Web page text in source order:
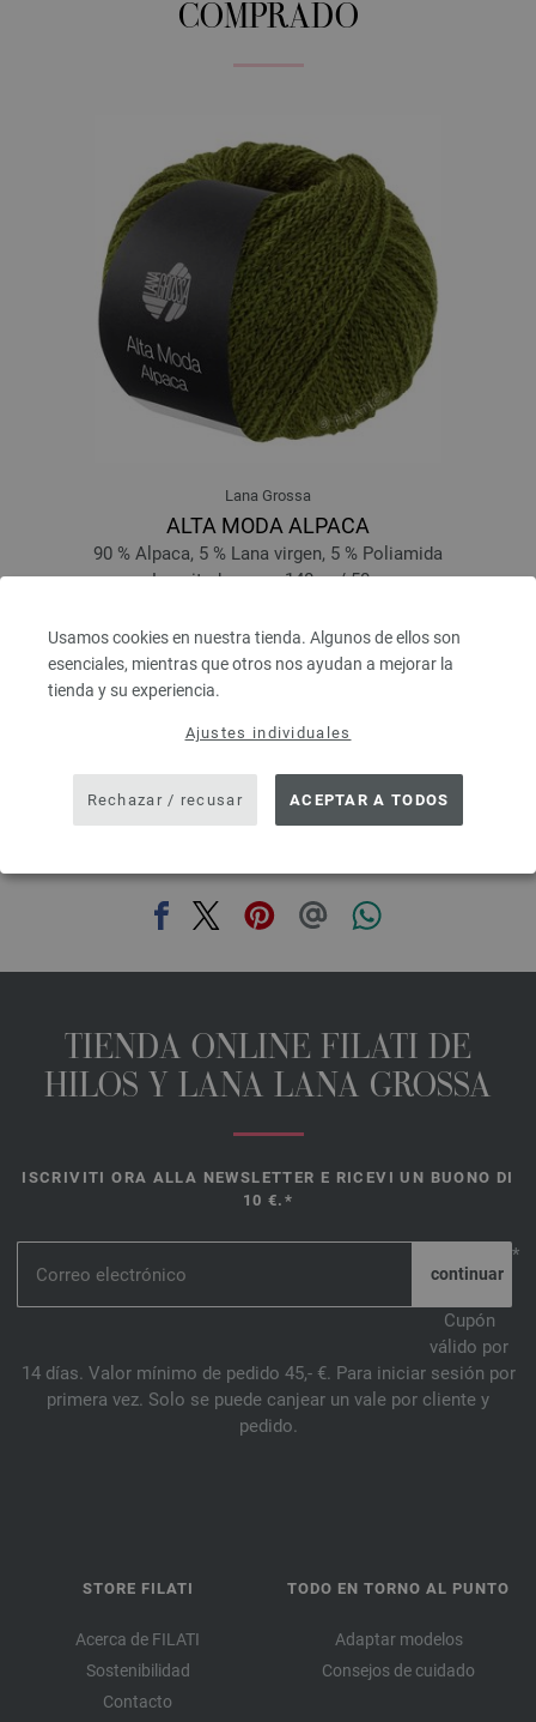
Usamos cookies en nuestra tienda. Algunos de ellos son
esenciales, mientras que otros nos ayudan a mejorar la
tienda y su experiencia.
Ajustes individuales
Rechazar / recusar ACEPTAR A TODOS
COMPRADO
Lana Grossa
ALTA MODA ALPACA
90 % Alpaca, 5 % Lana virgen, 5 % Poliamida
Longitud: aprox. 140 m / 50 g
6,68 €
7,77 $
IVA no incluido, más gastos de envío, Precio base: 133,60 € / kg
TIENDA ONLINE FILATI DE
HILOS Y LANA LANA GROSSA
ISCRIVITI ORA ALLA NEWSLETTER E RICEVI UN BUONO DI
10 €.*
*
Cupón
válido por
14 días. Valor mínimo de pedido 45,- €. Para iniciar sesión por
primera vez. Solo se puede canjear un vale por cliente y
pedido.
STORE FILATI
Acerca de FILATI
Sostenibilidad
Contacto
TODO EN TORNO AL PUNTO
Adaptar modelos
Consejos de cuidado